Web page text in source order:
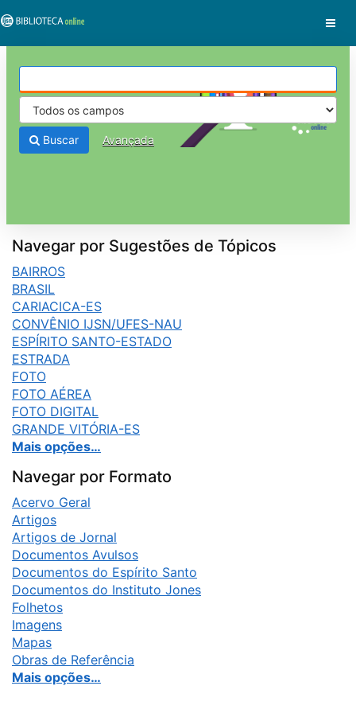
VuFind
Buscar Avançada
Navegar por Sugestões de Tópicos
BAIRROS
BRASIL
CARIACICA-ES
CONVÊNIO IJSN/UFES-NAU
ESPÍRITO SANTO-ESTADO
ESTRADA
FOTO
FOTO AÉREA
FOTO DIGITAL
GRANDE VITÓRIA-ES
Mais opções…
Navegar por Formato
Acervo Geral
Artigos
Artigos de Jornal
Documentos Avulsos
Documentos do Espírito Santo
Documentos do Instituto Jones
Folhetos
Imagens
Mapas
Obras de Referência
Mais opções…